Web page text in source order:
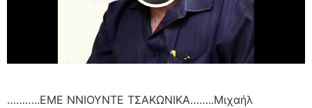
………..ΕΜΕ ΝΝΙΟΥΝΤΕ ΤΣΑΚΩΝΙΚΑ……..Μιχαήλ